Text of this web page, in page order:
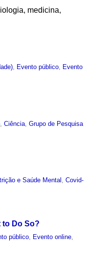
medicina,
Evento público
Evento
,Ciência ,Grupo de Pesquisa
e Saúde Mental,Covid-
to Do So?
público Evento online